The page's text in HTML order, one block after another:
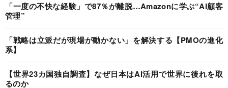
「一度の不快な経験」で87％が離脱…Amazonに学ぶ“AI顧客
管理”
「戦略は立派だが現場が動かない」を解決する【PMOの進化
系】
【世界23カ国独自調査】なぜ日本はAI活用で世界に後れを取
るのか